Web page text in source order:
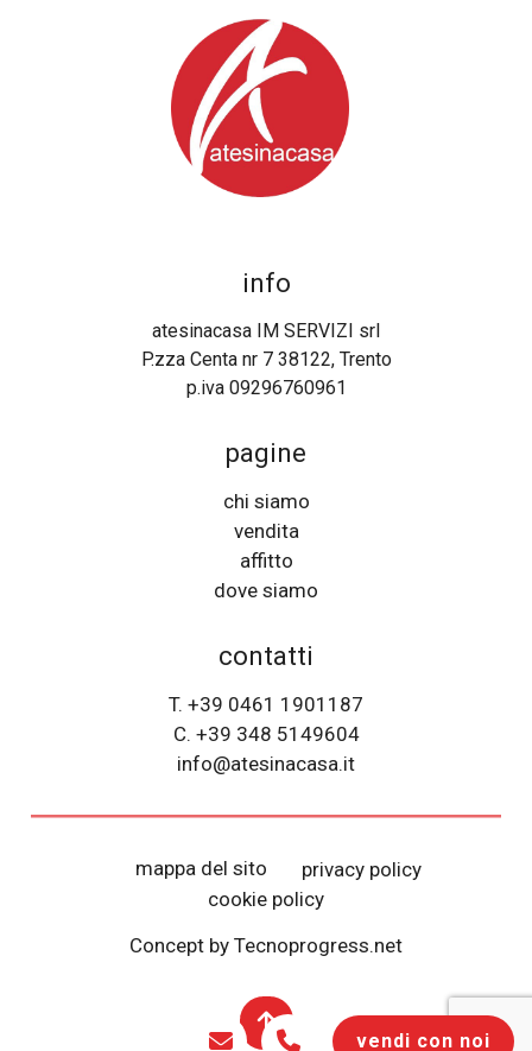
vendi con noi
pagine
chi siamo
vendita
affitto
dove siamo
contatti
T. +39 0461 1901187
C. +39 348 5149604
info@atesinacasa.it
info
atesinacasa IM SERVIZI srl
P.zza Centa nr 7 38122, Trento
p.iva 09296760961
mappa del sito
privacy policy
cookie policy
Concept by Tecnoprogress.net